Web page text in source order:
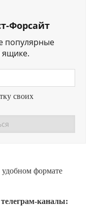
Форсайт
популярные
ящике.
своих
формате
каналы: